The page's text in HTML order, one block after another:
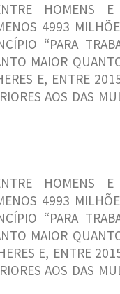
HOMENS E
4993
“PARA
MAIOR
E, ENTRE
AOS DAS
HOMENS E
4993
“PARA
MAIOR
E, ENTRE
AOS DAS